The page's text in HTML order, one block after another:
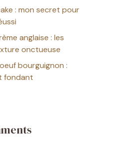
: mon secret pour
anglaise : les
onctueuse
bourguignon :
fondant